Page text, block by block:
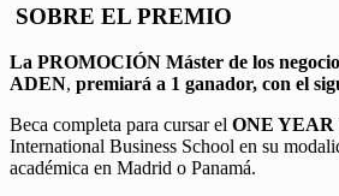
SOBRE EL PREMIO
La PROMOCIÓN Máster de los
ADEN, premiará a 1 ganador, con el
Beca completa para cursar el ONE
International Business School en su
académica en Madrid o Panamá.